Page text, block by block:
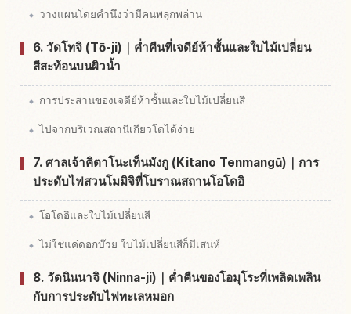
วางแผนโดยคำนึงว่ามีคนพลุกพล่าน
6. วัดโทจิ (Tō-ji)｜ค่ำคืนที่เจดีย์ห้าชั้นและใบไม้เปลี่ยน
สีสะท้อนบนผิวน้ำ
การประสานของเจดีย์ห้าชั้นและใบไม้เปลี่ยนสี
ไปจากบริเวณสถานีเกียวโตได้ง่าย
7. ศาลเจ้าคิตาโนะเท็นมังกู (Kitano Tenmangū)｜การ
ประดับไฟสวนโมมิจิที่โบราณสถานโอโดอิ
โอโดอิและใบไม้เปลี่ยนสี
ไม่ใช่แค่ดอกบ๊วย ใบไม้เปลี่ยนสีก็มีเสน่ห์
8. วัดนินนาจิ (Ninna-ji)｜ค่ำคืนของโอมุโระที่เพลิดเพลิน
กับการประดับไฟทะเลหมอก